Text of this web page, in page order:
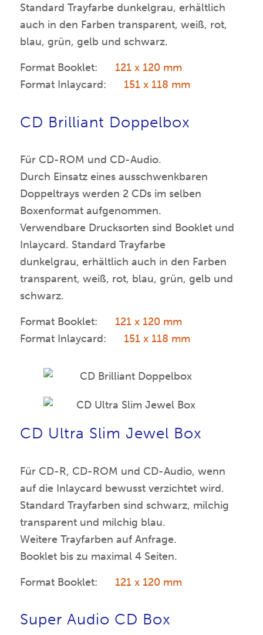
Standard Trayfarbe dunkelgrau, erhältlich
auch in den Farben transparent, weiß, rot,
blau, grün, gelb und schwarz.
Format Booklet:
121 x 120 mm
Format Inlaycard:
151 x 118 mm
CD Brilliant Doppelbox
Für CD-ROM und CD-Audio.
Durch Einsatz eines ausschwenkbaren
Doppeltrays werden 2 CDs im selben
Boxenformat aufgenommen.
Verwendbare Drucksorten sind Booklet und
Inlaycard. Standard Trayfarbe
dunkelgrau, erhältlich auch in den Farben
transparent, weiß, rot, blau, grün, gelb und
schwarz.
Format Booklet:
121 x 120 mm
Format Inlaycard:
151 x 118 mm
CD Ultra Slim Jewel Box
Für CD-R, CD-ROM und CD-Audio, wenn
auf die Inlaycard bewusst verzichtet wird.
Standard Trayfarben sind schwarz, milchig
transparent und milchig blau.
Weitere Trayfarben auf Anfrage.
Booklet bis zu maximal 4 Seiten.
Format Booklet: 121 x 120 mm
Super Audio CD Box